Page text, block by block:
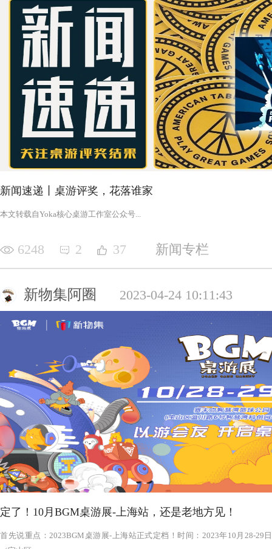
新闻速递丨桌游评奖，花落谁家
‍‍‍‍‍‍‍‍‍‍‍‍‍‍‍‍‍‍‍‍本文转载自Yoka核心桌游工作室公众号‍‍‍...
6248 2 37 新闻专栏
新物集阿圈 2023-04-24 10:11:43
定了！10月BGM桌游展-上海站，还是老地方见！
首先说重点：2023BGM桌游展-上海站正式定档！时间：2023年10月28-29